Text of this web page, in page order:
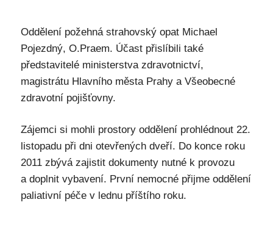
Oddělení požehná strahovský opat Michael
Pojezdný, O.Praem. Účast přislíbili také
představitelé ministerstva zdravotnictví,
magistrátu Hlavního města Prahy a Všeobecné
zdravotní pojišťovny.
Zájemci si mohli prostory oddělení prohlédnout 22.
listopadu při dni otevřených dveří. Do konce roku
2011 zbývá zajistit dokumenty nutné k provozu
a doplnit vybavení. První nemocné přijme oddělení
paliativní péče v lednu příštího roku.